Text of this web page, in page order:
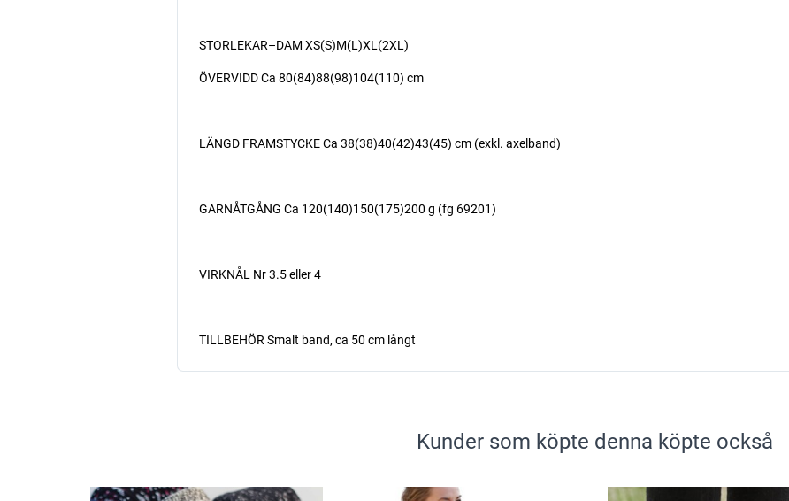
STORLEKAR–DAM XS(S)M(L)XL(2XL)
ÖVERVIDD Ca 80(84)88(98)104(110) cm
LÄNGD FRAMSTYCKE Ca 38(38)40(42)43(45) cm (exkl. axelband)
GARNÅTGÅNG Ca 120(140)150(175)200 g (fg 69201)
VIRKNÅL Nr 3.5 eller 4
TILLBEHÖR Smalt band, ca 50 cm långt
Kunder som köpte denna köpte också